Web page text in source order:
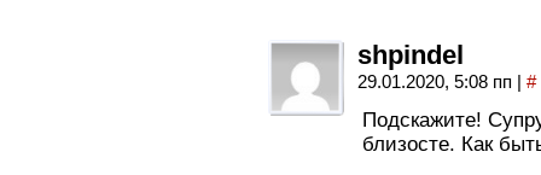
shpindel
29.01.2020, 5:08 пп | #
Подскажите!
близосте. Как